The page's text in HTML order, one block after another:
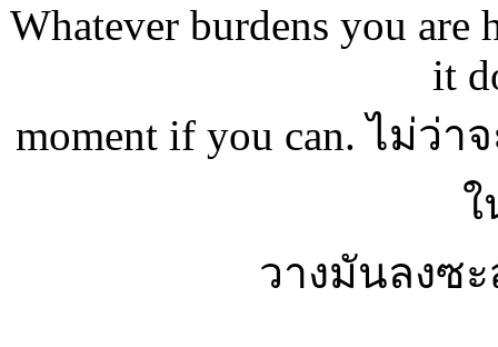
Whatever burdens you are
it
moment if you can. ไม่ว่
วางมันลงซ